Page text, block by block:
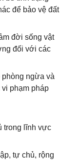
để bảo vệ đất
đời sống vật
đối với các
ngừa và
phạm pháp
trong lĩnh vực
tự chủ, rộng